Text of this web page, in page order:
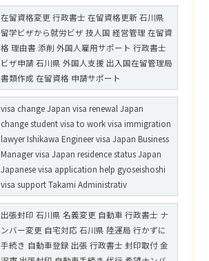
在留資格変更 行政書士 在留資格更新 石川県
留学ビザから就労ビザ 技人国 経営管理 在留資
格 理由書 添削 外国人雇用サポート 行政書士
ビザ申請 石川県 外国人支援 出入国在留管理局
書類作成 在留資格 申請サポート
visa change Japan visa renewal Japan
change student visa to work visa immigration
lawyer Ishikawa Engineer visa Japan Business
Manager visa Japan residence status Japan
Japanese visa application help gyoseishoshi
visa support Takami Administrativ
出張封印 石川県 名義変更 自動車 行政書士 ナ
ンバー変更 自宅対応 石川県 陸運局 行かずに
手続き 自動車登録 出張 行政書士 封印取付 金